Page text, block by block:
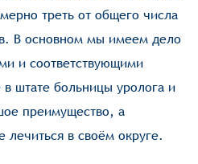
треть от общего числа
В основном мы имеем дело
и соответствующими
штате больницы уролога и
преимущество, а
лечиться в своём округе.